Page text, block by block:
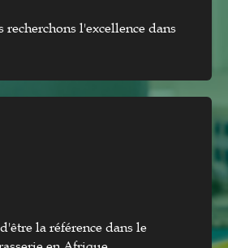
recherchons l'excellence dans
la référence dans le